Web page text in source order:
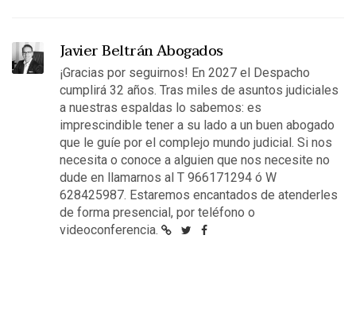
Javier Beltrán Abogados
¡Gracias por seguirnos! En 2027 el Despacho
cumplirá 32 años. Tras miles de asuntos judiciales
a nuestras espaldas lo sabemos: es
imprescindible tener a su lado a un buen abogado
que le guíe por el complejo mundo judicial. Si nos
necesita o conoce a alguien que nos necesite no
dude en llamarnos al T 966171294 ó W
628425987. Estaremos encantados de atenderles
de forma presencial, por teléfono o
videoconferencia.